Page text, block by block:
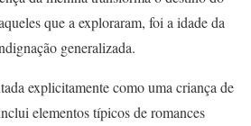
que a exploraram, foi a idade da
generalizada.
explicitamente como uma criança de
elementos típicos de romances